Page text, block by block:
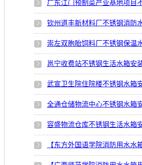
广东江门预制菜产业基地项目
钦州道丰新材料厂不锈钢消防
崇左双胞胎饲料厂不锈钢保温
邕宁收费站不锈钢生活水箱安
武宣卫生院住院楼不锈钢水箱
全通仓储物流中心不锈钢水箱
容盛物流仓库不锈钢生活水箱
【东方外国语学院消防用水